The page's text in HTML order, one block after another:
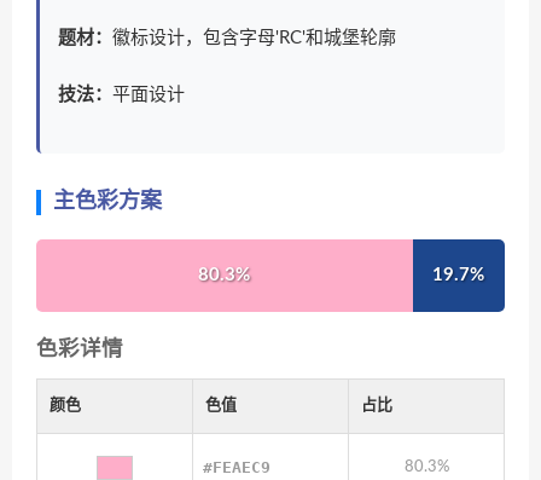
题材： 徽标设计，包含字母'RC'和城堡轮廓
技法： 平面设计
主色彩方案
80.3% 19.7%
色彩详情
颜色 色值 占比
#FEAEC9 80.3%